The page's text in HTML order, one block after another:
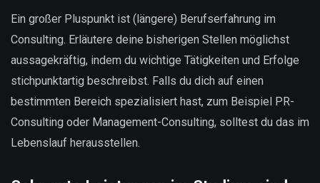
Ein großer Pluspunkt ist (längere) Berufserfahrung im
Consulting. Erläutere deine bisherigen Stellen möglichst
aussagekräftig, indem du wichtige Tätigkeiten und Erfolge
stichpunktartig beschreibst. Falls du dich auf einen
bestimmten Bereich spezialisiert hast, zum Beispiel PR-
Consulting oder Management-Consulting, solltest du das im
Lebenslauf herausstellen.